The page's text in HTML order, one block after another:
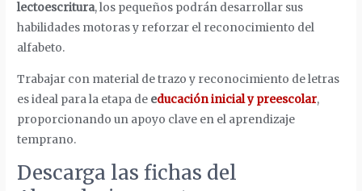
lectoescritura, los pequeños podrán desarrollar sus
habilidades motoras y reforzar el reconocimiento del
alfabeto.
Trabajar con material de trazo y reconocimiento de letras
es ideal para la etapa de educación inicial y preescolar,
proporcionando un apoyo clave en el aprendizaje
temprano.
Descarga las fichas del